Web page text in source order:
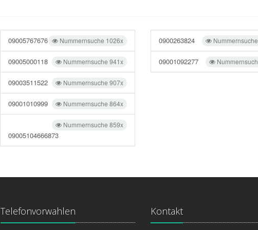
Nummernsuche 1026x
09005767676
Nummernsuche 941x
09005000118
Nummernsuche 907x
09003511522
Nummernsuche 864x
09001010999
Nummernsuche 859x
09005104666873
0900263824
09001092277
Telefonvorwahlen Kontakt